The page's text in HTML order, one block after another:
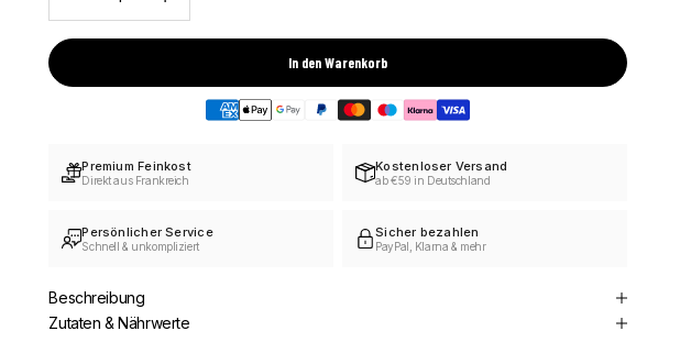
In den Warenkorb
Premium Feinkost
Direkt aus Frankreich
Kostenloser Versand
ab €59 in Deutschland
Persönlicher Service
Schnell & unkompliziert
Sicher bezahlen
PayPal, Klarna & mehr
Beschreibung
Zutaten & Nährwerte